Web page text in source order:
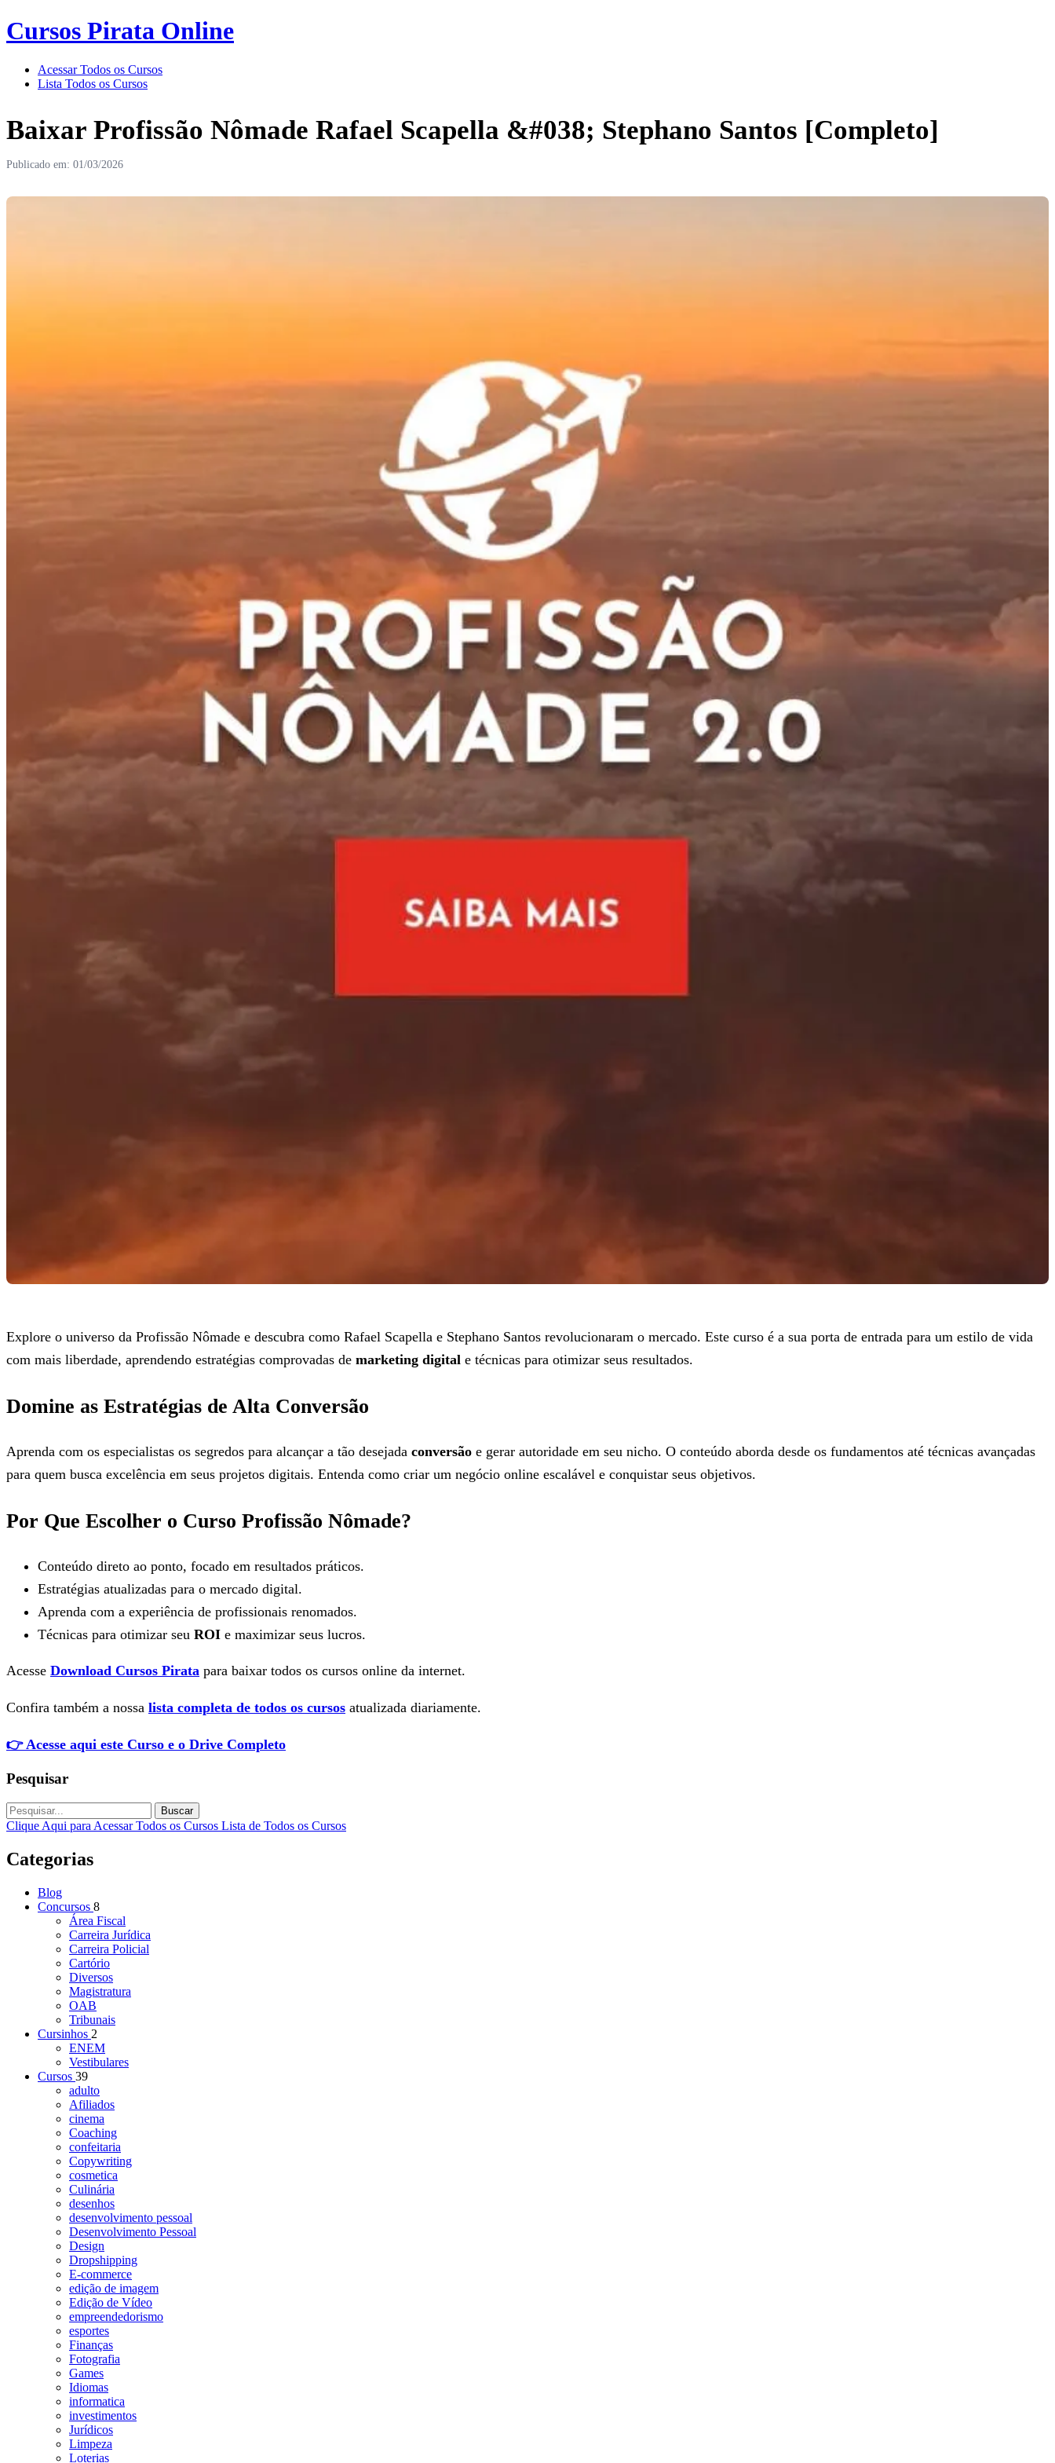
Cursos Pirata Online
Acessar Todos os Cursos
Lista Todos os Cursos
Baixar Profissão Nômade Rafael Scapella &#038; Stephano Santos [Completo]
Publicado em: 01/03/2026
Explore o universo da Profissão Nômade e descubra como Rafael Scapella e Stephano Santos revolucionaram o mercado. Este curso é a sua porta de entrada para um estilo de vida
com mais liberdade, aprendendo estratégias comprovadas de marketing digital e técnicas para otimizar seus resultados.
Domine as Estratégias de Alta Conversão
Aprenda com os especialistas os segredos para alcançar a tão desejada conversão e gerar autoridade em seu nicho. O conteúdo aborda desde os fundamentos até técnicas avançadas
para quem busca excelência em seus projetos digitais. Entenda como criar um negócio online escalável e conquistar seus objetivos.
Por Que Escolher o Curso Profissão Nômade?
Conteúdo direto ao ponto, focado em resultados práticos.
Estratégias atualizadas para o mercado digital.
Aprenda com a experiência de profissionais renomados.
Técnicas para otimizar seu ROI e maximizar seus lucros.
Acesse Download Cursos Pirata para baixar todos os cursos online da internet.
Confira também a nossa lista completa de todos os cursos atualizada diariamente.
👉 Acesse aqui este Curso e o Drive Completo
Pesquisar
Buscar
Clique Aqui para Acessar Todos os Cursos Lista de Todos os Cursos
Categorias
Blog
Concursos 8
Área Fiscal
Carreira Jurídica
Carreira Policial
Cartório
Diversos
Magistratura
OAB
Tribunais
Cursinhos 2
ENEM
Vestibulares
Cursos 39
adulto
Afiliados
cinema
Coaching
confeitaria
Copywriting
cosmetica
Culinária
desenhos
desenvolvimento pessoal
Desenvolvimento Pessoal
Design
Dropshipping
E-commerce
edição de imagem
Edição de Vídeo
empreendedorismo
esportes
Finanças
Fotografia
Games
Idiomas
informatica
investimentos
Jurídicos
Limpeza
Loterias